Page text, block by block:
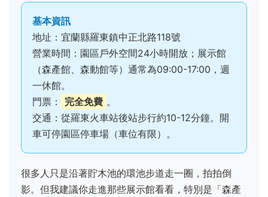
基本資訊
地址：宜蘭縣羅東鎮中正北路118號
營業時間：園區戶外空間24小時開放；展示館
（森產館、森動館等）通常為09:00-17:00，週
一休館。
門票：
完全免費 。
交通：從羅東火車站後站步行約10-12分鐘。開
車可停園區停車場（車位有限）。
很多人只是沿著貯木池的環池步道走一圈，拍拍倒
影。但我建議你走進那些展示館看看，特別是「森產